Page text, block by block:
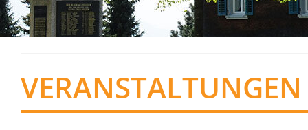
VERANSTALTUNGEN